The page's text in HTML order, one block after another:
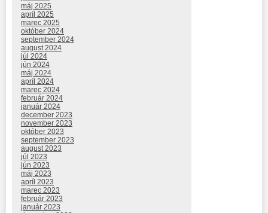
máj 2025
apríl 2025
marec 2025
október 2024
september 2024
august 2024
júl 2024
jún 2024
máj 2024
apríl 2024
marec 2024
február 2024
január 2024
december 2023
november 2023
október 2023
september 2023
august 2023
júl 2023
jún 2023
máj 2023
apríl 2023
marec 2023
február 2023
január 2023